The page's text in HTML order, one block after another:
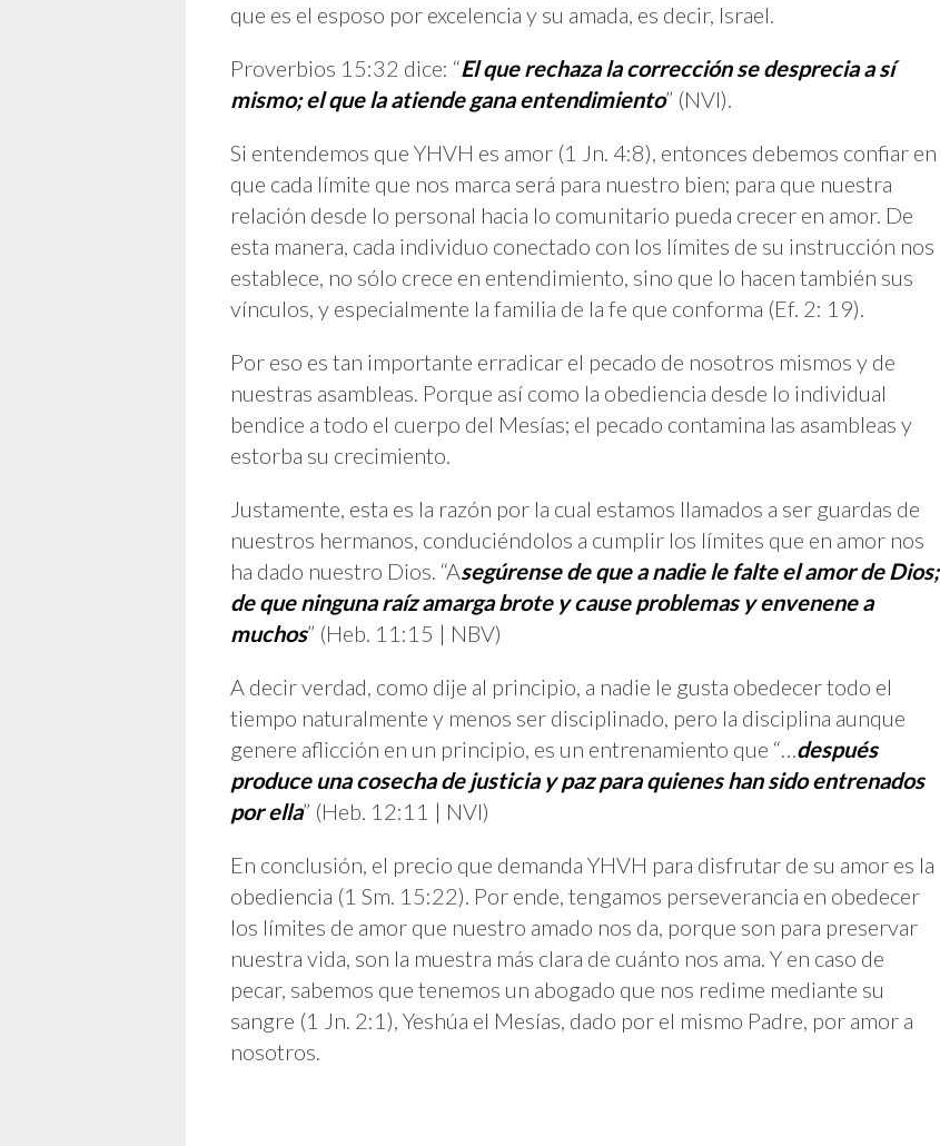
que es el esposo por excelencia y su amada, es decir, Israel.
Proverbios 15:32 dice: “El que rechaza la corrección se desprecia a sí
mismo; el que la atiende gana entendimiento” (NVI).
Si entendemos que YHVH es amor (1 Jn. 4:8), entonces debemos confiar en
que cada límite que nos marca será para nuestro bien; para que nuestra
relación desde lo personal hacia lo comunitario pueda crecer en amor. De
esta manera, cada individuo conectado con los límites de su instrucción nos
establece, no sólo crece en entendimiento, sino que lo hacen también sus
vínculos, y especialmente la familia de la fe que conforma (Ef. 2: 19).
Por eso es tan importante erradicar el pecado de nosotros mismos y de
nuestras asambleas. Porque así como la obediencia desde lo individual
bendice a todo el cuerpo del Mesías; el pecado contamina las asambleas y
estorba su crecimiento.
Justamente, esta es la razón por la cual estamos llamados a ser guardas de
nuestros hermanos, conduciéndolos a cumplir los límites que en amor nos
ha dado nuestro Dios. “Asegúrense de que a nadie le falte el amor de Dios;
de que ninguna raíz amarga brote y cause problemas y envenene a
muchos” (Heb. 11:15 | NBV)
A decir verdad, como dije al principio, a nadie le gusta obedecer todo el
tiempo naturalmente y menos ser disciplinado, pero la disciplina aunque
genere aflicción en un principio, es un entrenamiento que “…después
produce una cosecha de justicia y paz para quienes han sido entrenados
por ella” (Heb. 12:11 | NVI)
En conclusión, el precio que demanda YHVH para disfrutar de su amor es la
obediencia (1 Sm. 15:22). Por ende, tengamos perseverancia en obedecer
los límites de amor que nuestro amado nos da, porque son para preservar
nuestra vida, son la muestra más clara de cuánto nos ama. Y en caso de
pecar, sabemos que tenemos un abogado que nos redime mediante su
sangre (1 Jn. 2:1), Yeshúa el Mesías, dado por el mismo Padre, por amor a
nosotros.